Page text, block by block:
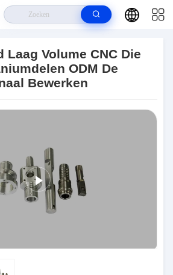
Van Titaniumdelen ODM De Dienst Machinaal
Laag Volume CNC Die
ODM De
Bewerken